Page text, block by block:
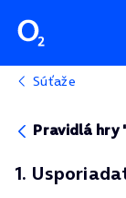
Súťaže
Pravidlá hry
1.